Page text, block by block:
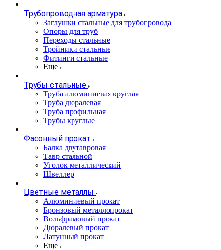
Трубопроводная арматура
Заглушки стальные для трубопровода
Опоры для труб
Переходы стальные
Тройники стальные
Фитинги стальные
Еще
Трубы стальные
Труба алюминиевая круглая
Труба дюралевая
Труба профильная
Трубы круглые
Фасонный прокат
Балка двутавровая
Тавр стальной
Уголок металлический
Швеллер
Цветные металлы
Алюминиевый прокат
Бронзовый металлопрокат
Вольфрамовый прокат
Дюралевый прокат
Латунный прокат
Еще